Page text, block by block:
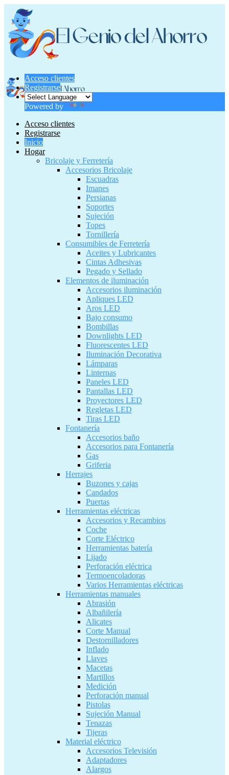
Acceso clientes
Registrarse
Powered by
Acceso clientes
Registrarse
Inicio
Hogar
Bricolaje y Ferretería
Accesorios Bricolaje
Escuadras
Imanes
Persianas
Soportes
Sujeción
Topes
Tornillería
Consumibles de Ferretería
Aceites y Lubricantes
Cintas Adhesivas
Pegado y Sellado
Elementos de iluminación
Accesorios iluminación
Apliques LED
Aros LED
Bajo consumo
Bombillas
Downlights LED
Fluorescentes LED
Iluminación Decorativa
Lámparas
Linternas
Paneles LED
Pantallas LED
Proyectores LED
Regletas LED
Tiras LED
Fontanería
Accesorios baño
Accesorios para Fontanería
Gas
Griferia
Herrajes
Buzones y cajas
Candados
Puertas
Herramientas eléctricas
Accesorios y Recambios
Coche
Corte Eléctrico
Herramientas batería
Lijado
Perforación eléctrica
Termoencoladoras
Varios Herramientas eléctricas
Herramientas manuales
Abrasión
Albañilería
Alicates
Corte Manual
Destornilladores
Inflado
Llaves
Macetas
Martillos
Medición
Perforación manual
Pistolas
Sujeción Manual
Tenazas
Tijeras
Material eléctrico
Accesorios Televisión
Adaptadores
Alargos